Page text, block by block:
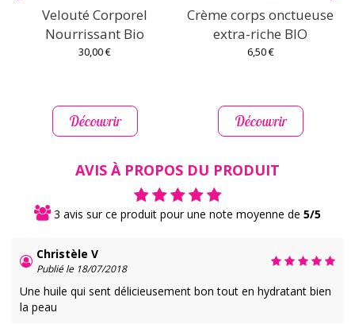
Velouté Corporel
Nourrissant Bio
30,00 €
Découvrir
Crème corps onctueuse
extra-riche BIO
6,50 €
Découvrir
AVIS À PROPOS DU PRODUIT
3 avis sur ce produit pour une note moyenne de 5/5
Christèle V
Publié le 18/07/2018
Une huile qui sent délicieusement bon tout en hydratant bien
la peau